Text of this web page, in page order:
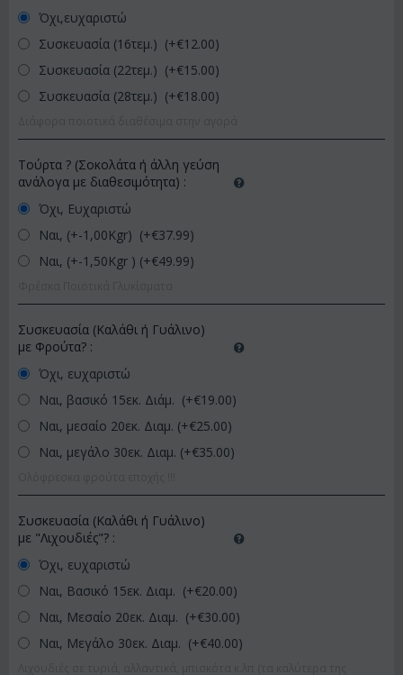
Όχι,ευχαριστώ
Συσκευασία (16τεμ.) (+€12.00)
Συσκευασία (22τεμ.) (+€15.00)
Συσκευασία (28τεμ.) (+€18.00)
Τούρτα ? (Σοκολάτα ή άλλη γεύση
ανάλογα με διαθεσιμότητα) :
Όχι, Ευχαριστώ
Ναι, (+-1,00Kgr) (+€37.99)
Ναι, (+-1,50Kgr ) (+€49.99)
Συσκευασία (Καλάθι ή Γυάλινο)
με Φρούτα? :
Όχι, ευχαριστώ
Ναι, βασικό 15εκ. Διάμ. (+€19.00)
Ναι, μεσαίο 20εκ. Διαμ. (+€25.00)
Ναι, μεγάλο 30εκ. Διαμ. (+€35.00)
Συσκευασία (Καλάθι ή Γυάλινο)
με "Λιχουδιές"? :
Όχι, ευχαριστώ
Ναι, Βασικό 15εκ. Διαμ. (+€20.00)
Ναι, Μεσαίο 20εκ. Διαμ. (+€30.00)
Ναι, Μεγάλο 30εκ. Διαμ. (+€40.00)